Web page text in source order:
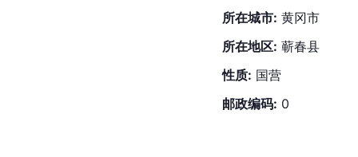
所在城市: 黄冈市
所在地区: 蕲春县
性质: 国营
邮政编码: 0